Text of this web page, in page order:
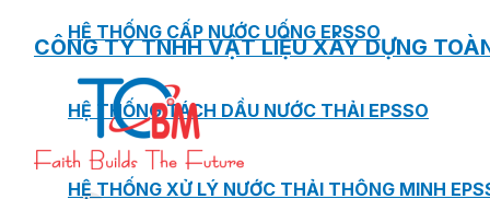
HỆ THỐNG CẤP NƯỚC UỐNG EPSSO
HỆ THỐNG TÁCH DẦU NƯỚC THẢI EPSSO
HỆ THỐNG XỬ LÝ NƯỚC THẢI THÔNG MINH
CÔNG TY TNHH VẬT LIỆU XÂY DỰNG